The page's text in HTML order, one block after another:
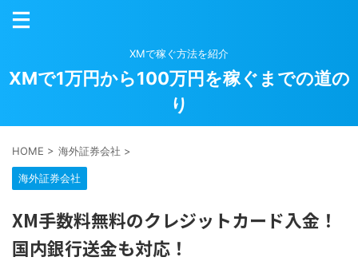
XMで稼ぐ方法を紹介
XMで1万円から100万円を稼ぐまでの道の
り
HOME > 海外証券会社 >
海外証券会社
XM手数料無料のクレジットカード入金！
国内銀行送金も対応！